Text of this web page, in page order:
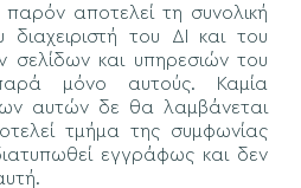
αποτελεί τη συνολική
του ΔΙ και του
σελίδων και υπηρεσιών του
μόνο αυτούς. Καμία
αυτών δε θα λαμβάνεται
τμήμα της συμφωνίας
εγγράφως και δεν